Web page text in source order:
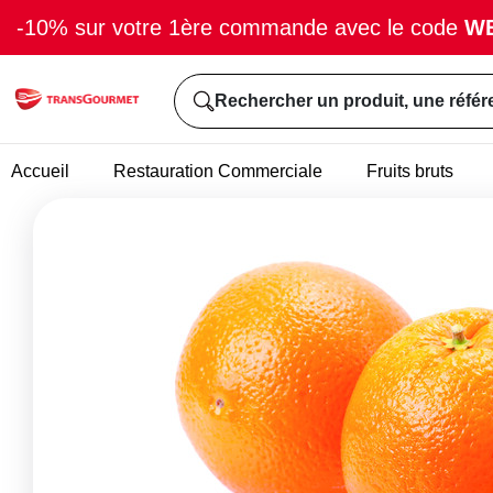
-10% sur votre 1ère commande avec le code
Rechercher un produit, une
Accueil Restauration Commerciale Fruits bruts